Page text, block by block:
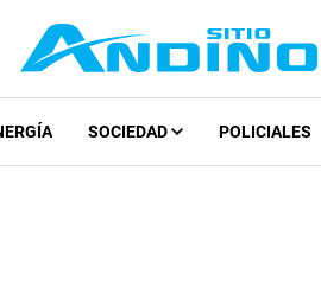
SOCIEDAD POLICIALES